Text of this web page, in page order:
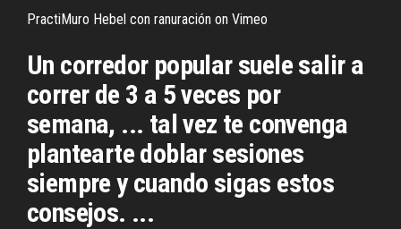
PractiMuro Hebel con ranuración on Vimeo
Un corredor popular suele salir a
correr de 3 a 5 veces por
semana, ... tal vez te convenga
plantearte doblar sesiones
siempre y cuando sigas estos
consejos. ...